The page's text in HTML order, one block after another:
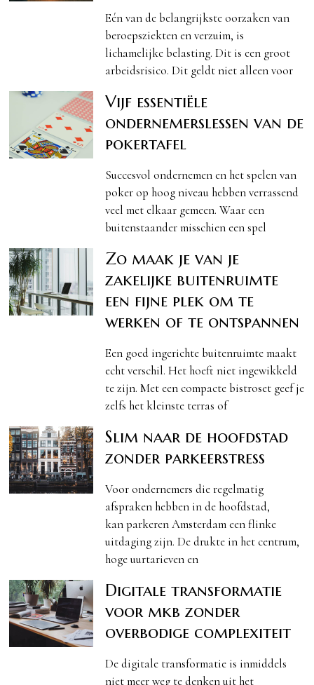
Eén van de belangrijkste oorzaken van
beroepsziekten en verzuim, is
lichamelijke belasting. Dit is een groot
arbeidsrisico. Dit geldt niet alleen voor
Vijf essentiële
ondernemerslessen van de
pokertafel
Succesvol ondernemen en het spelen van
poker op hoog niveau hebben verrassend
veel met elkaar gemeen. Waar een
buitenstaander misschien een spel
Zo maak je van je
zakelijke buitenruimte
een fijne plek om te
werken of te ontspannen
Een goed ingerichte buitenruimte maakt
echt verschil. Het hoeft niet ingewikkeld
te zijn. Met een compacte bistroset geef je
zelfs het kleinste terras of
Slim naar de hoofdstad
zonder parkeerstress
Voor ondernemers die regelmatig
afspraken hebben in de hoofdstad,
kan parkeren Amsterdam een flinke
uitdaging zijn. De drukte in het centrum,
hoge uurtarieven en
Digitale transformatie
voor mkb zonder
overbodige complexiteit
De digitale transformatie is inmiddels
niet meer weg te denken uit het